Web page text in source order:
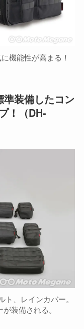
機能性が高まる！
装備したコン
！（DH-
、レインカバー。
装備される。